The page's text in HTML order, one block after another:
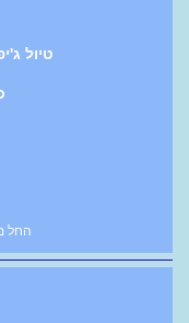
טיול
החל